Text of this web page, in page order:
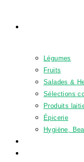
Légumes
Fruits
Salades &
Sélections
Produits
Épicerie
Hygiène,